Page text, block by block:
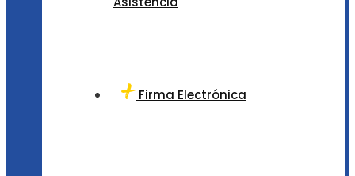
Firma Electrónica